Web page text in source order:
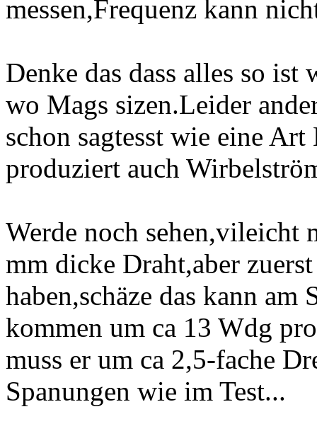
messen,Frequenz kann
Denke das dass alles so
wo Mags sizen.Leider
schon sagtesst wie eine
produziert auch
Werde noch sehen,vileicht
mm dicke Draht,aber
haben,schäze das kann am
kommen um ca 13 Wdg
muss er um ca 2,5-fache
Spanungen wie im Test...